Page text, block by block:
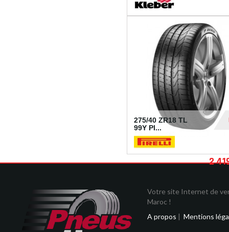
275/40 ZR18 TL
99Y PI...
2
Votre site Internet de
Maroc !
A propos | Mentions